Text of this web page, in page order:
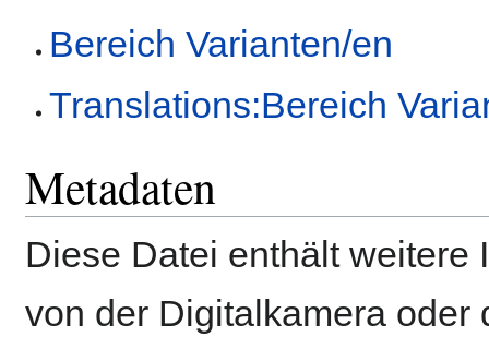
Bereich Varianten/en
Translations:Bereich
Metadaten
Diese Datei enthält weitere
von der Digitalkamera oder